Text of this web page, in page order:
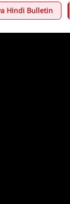
Hindi Bulletin